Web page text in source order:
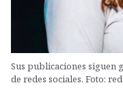
Sus publicaciones siguen
de redes sociales. Foto: